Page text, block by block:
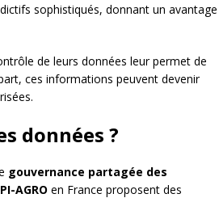
sophistiqués, donnant un avantage
de leurs données leur permet de
ces informations peuvent devenir
données ?
gouvernance partagée des
AGRO en France proposent des